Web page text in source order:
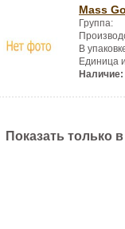
Mass
Группа:
В
Единица
Наличие:
Показать только